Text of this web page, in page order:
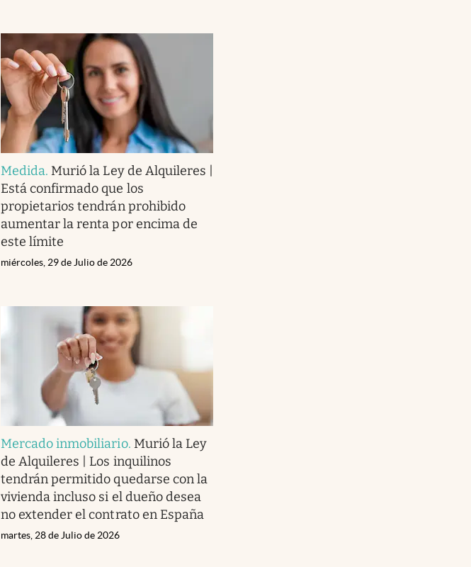
Medida. Murió la Ley de Alquileres |
Está confirmado que los
propietarios tendrán prohibido
aumentar la renta por encima de
este límite
miércoles, 29 de Julio de 2026
Mercado inmobiliario. Murió la Ley
de Alquileres | Los inquilinos
tendrán permitido quedarse con la
vivienda incluso si el dueño desea
no extender el contrato en España
martes, 28 de Julio de 2026